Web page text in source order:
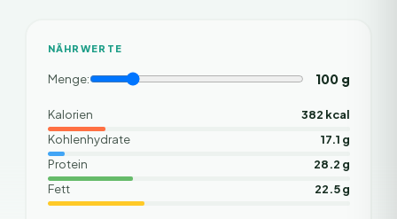
NÄHRWERTE
Menge: 100g
Kalorien
382 kcal
Kohlenhydrate
17.1 g
Protein
28.2 g
Fett
22.5 g